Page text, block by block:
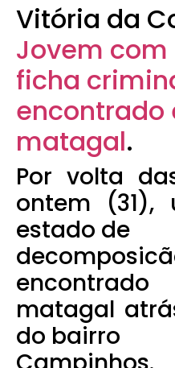
Vitória da
Jovem com
ficha
encontrado
matagal.
Por volta
ontem (31),
estado de
matagal
do bairro